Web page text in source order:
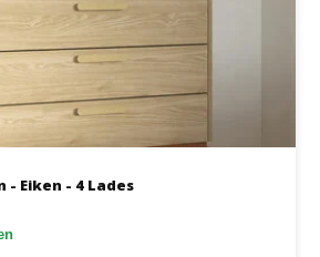
- Eiken - 4 Lades